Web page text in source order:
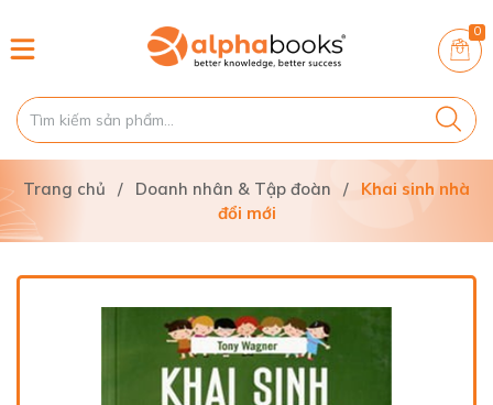
0
Trang chủ / Doanh nhân & Tập đoàn /
Khai sinh nhà
đổi mới